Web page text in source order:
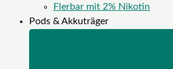
Flerbar mit 2% Nikotin
Pods & Akkuträger